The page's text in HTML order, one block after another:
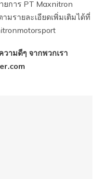
การ PT Maxnitron
มรายละเอียดเพิ่มเติมได้ที่
ามดีๆ จากพวกเรา